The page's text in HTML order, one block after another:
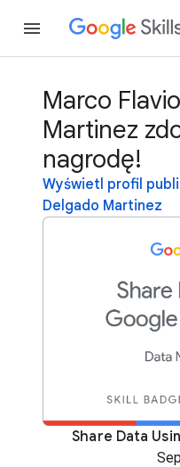
Marco
Martinez
nagrodę!
Wyświetl profil
Delgado Martinez